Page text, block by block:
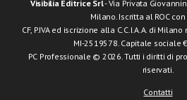
Visibilia Editrice Srl- Via Privata
Milano. Iscritta al ROC
CF, P.IVA ed iscrizione alla C.C.I.A.A. di
MI-2519578. Capitale sociale
PC Professionale © 2026. Tutti i diritti di
riservati.
Contatti